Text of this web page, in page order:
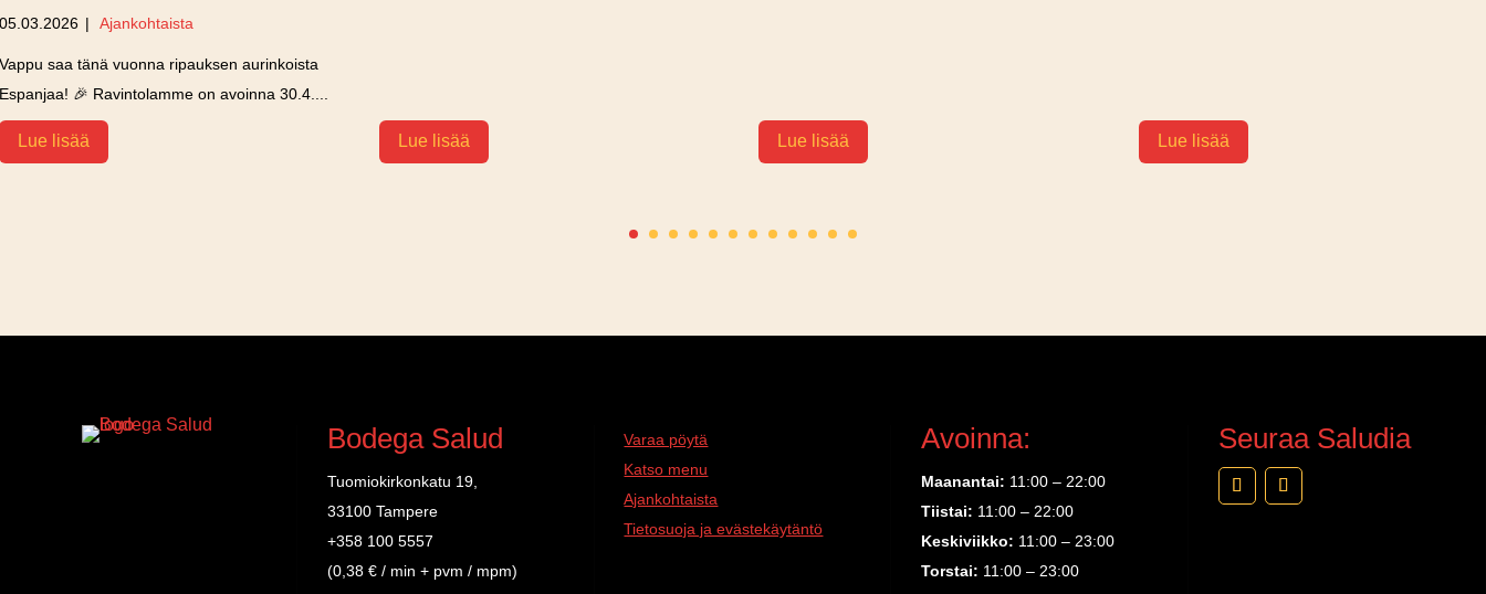
05.03.2026 | Ajankohtaista
Vappu saa tänä vuonna ripauksen aurinkoista
Espanjaa! 🎉 Ravintolamme on avoinna 30.4....
Lue lisää Lue lisää Lue lisää Lue lisää
Bodega Salud
Tuomiokirkonkatu 19,
33100 Tampere
+358 100 5557
(0,38 € / min + pvm / mpm)
Varaa pöytä
Katso menu
Ajankohtaista
Tietosuoja ja evästekäytäntö
Avoinna:
Maanantai: 11:00 – 22:00
Tiistai: 11:00 – 22:00
Keskiviikko: 11:00 – 23:00
Torstai: 11:00 – 23:00
Seuraa Saludia